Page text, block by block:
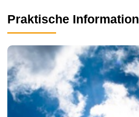
Praktische Information